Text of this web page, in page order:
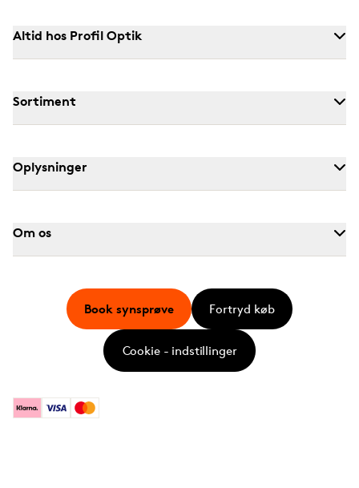
Altid hos Profil Optik
Sortiment
Oplysninger
Om os
KlarnaVisa Mastercard
Book synsprøve Fortryd køb
Cookie - indstillinger